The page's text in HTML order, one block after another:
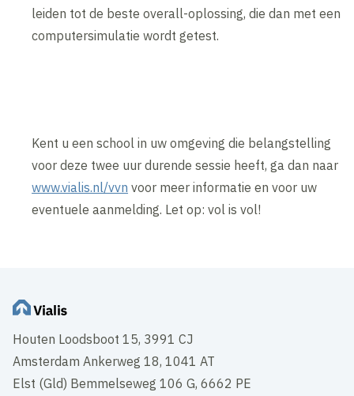
leiden tot de beste overall-oplossing, die dan met een
computersimulatie wordt getest.
Kent u een school in uw omgeving die belangstelling
voor deze twee uur durende sessie heeft, ga dan naar
www.vialis.nl/vvn voor meer informatie en voor uw
eventuele aanmelding. Let op: vol is vol!
Houten Loodsboot 15, 3991 CJ
Amsterdam Ankerweg 18, 1041 AT
Elst (Gld) Bemmelseweg 106 G, 6662 PE